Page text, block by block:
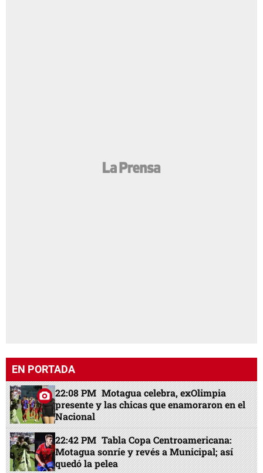
EN PORTADA
22:08 PM Motagua celebra, exOlimpia
presente y las chicas que enamoraron en el
Nacional
22:42 PM Tabla Copa Centroamericana:
Motagua sonríe y revés a Municipal; así
quedó la pelea